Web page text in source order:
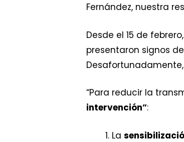
Fernández, nuestra
Desde el 15 de
presentaron signos
“Para reducir la
intervención”:
La